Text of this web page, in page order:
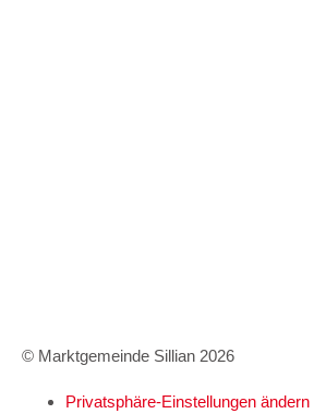
© Marktgemeinde Sillian 2026
Privatsphäre-Einstellungen ändern